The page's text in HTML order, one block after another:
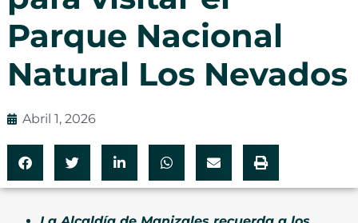
Parque Nacional
Natural Los Nevados
Abril 1, 2026